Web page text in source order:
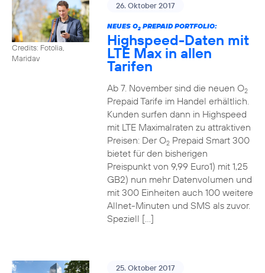
Credits: Fotolia,
Maridav
26. Oktober 2017
NEUES O2PREPAID PORTFOLIO:
Highspeed-Daten mit
LTE Max in allen
Tarifen
Ab 7. November sind die neuen O2
Prepaid Tarife im Handel erhältlich.
Kunden surfen dann in Highspeed
mit LTE Maximalraten zu attraktiven
Preisen: Der O2Prepaid Smart 300
bietet für den bisherigen
Preispunkt von 9,99 Euro1) mit 1,25
GB2) nun mehr Datenvolumen und
mit 300 Einheiten auch 100 weitere
Allnet-Minuten und SMS als zuvor.
Speziell […]
25. Oktober 2017